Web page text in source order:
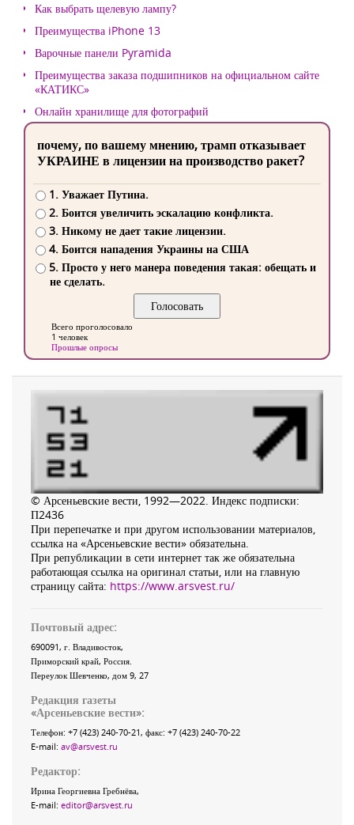
Как выбрать щелевую лампу?
Преимущества iPhone 13
Варочные панели Pyramida
Преимущества заказа подшипников на официальном сайте
«КАТИКС»
Онлайн хранилище для фотографий
почему, по вашему мнению, трамп отказывает
УКРАИНЕ в лицензии на производство ракет?
1. Уважает Путина.
2. Боится увеличить эскалацию конфликта.
3. Никому не дает такие лицензии.
4. Боится нападения Украины на США
5. Просто у него манера поведения такая: обещать и
не сделать.
Всего проголосовало
1 человек
Прошлые опросы
© Арсеньевские вести, 1992—2022. Индекс подписки:
П2436
При перепечатке и при другом использовании материалов,
ссылка на «Арсеньевские вести» обязательна.
При републикации в сети интернет так же обязательна
работающая ссылка на оригинал статьи, или на главную
страницу сайта: https://www.arsvest.ru/
Почтовый адрес:
690091, г. Владивосток,
Приморский край, Россия
Переулок Шевченко, дом 9, 27
Редакция газеты
«Арсеньевские вести»:
Телефон: +7 (423) 240-70-21, факс: +7 (423) 240-70-22
E-mail: av@arsvest.ru
Редактор:
Ирина Георгиевна Гребнёва,
E-mail: editor@arsvest.ru